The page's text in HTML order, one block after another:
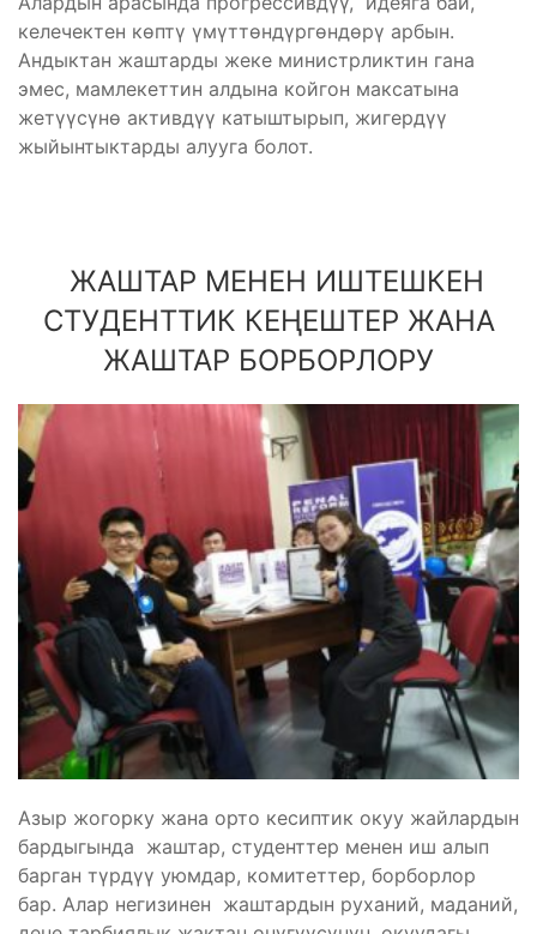
келечектен көптү үмүттөндүргөндөрү арбын.
Андыктан жаштарды жеке министрликтин гана
эмес, мамлекеттин алдына койгон максатына
жетүүсүнө активдүү катыштырып, жигердүү
жыйынтыктарды алууга болот.
ЖАШТАР МЕНЕН ИШТЕШКЕН
СТУДЕНТТИК КЕҢЕШТЕР ЖАНА
ЖАШТАР БОРБОРЛОРУ
Азыр жогорку жана орто кесиптик окуу жайлардын
бардыгында жаштар, студенттер менен иш алып
барган түрдүү уюмдар, комитеттер, борборлор
бар. Алар негизинен жаштардын руханий, маданий,